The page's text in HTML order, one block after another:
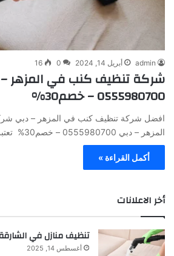
admin أبريل 14, 2024 0
16
شركة تنظيف كنب في المزهر
0555980700 – خصم30%
افضل شركة تنظيف كنب في المزهر – دبي
المزهر – دبي 0555980700 – خصم30% تعتبر الأرائك…
أكمل القراءة »
أخر الاعلانات
تنظيف منازل في
أغسطس 14, 2025